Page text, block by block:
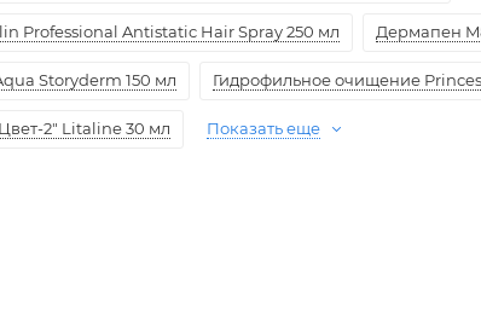
Professional Antistatic Hair Spray 250 мл Дермапен
Storyderm 150 мл Гидрофильное очищение
2" Litaline 30 мл Показать еще